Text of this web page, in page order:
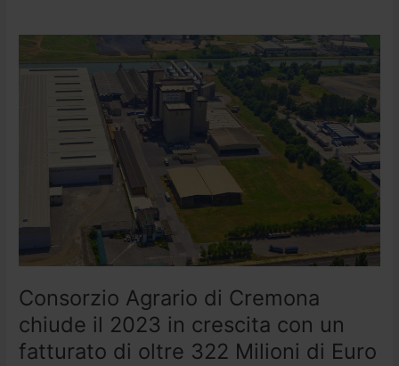
Consorzio Agrario di Cremona
chiude il 2023 in crescita con un
fatturato di oltre 322 Milioni di Euro
Agrario
Cremona
crescita
con
fatturato
oltre
322
di